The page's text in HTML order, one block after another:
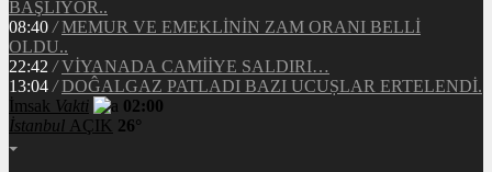
BAŞLIYOR..
08:40 / MEMUR VE EMEKLİNİN ZAM ORANI BELLİ
OLDU..
22:42 / VİYANADA CAMİİYE SALDIRI…
13:04 / DOĜALGAZ PATLADI BAZI UCUṢLAR ERTELENDİ.
İmsak Vakti
02:00
İstanbul AÇIK 26°